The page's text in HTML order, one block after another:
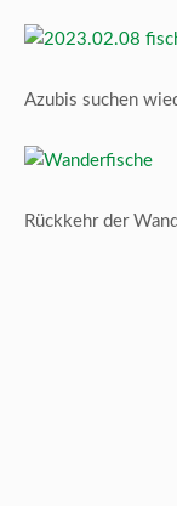
Azubis suchen
Rückkehr der